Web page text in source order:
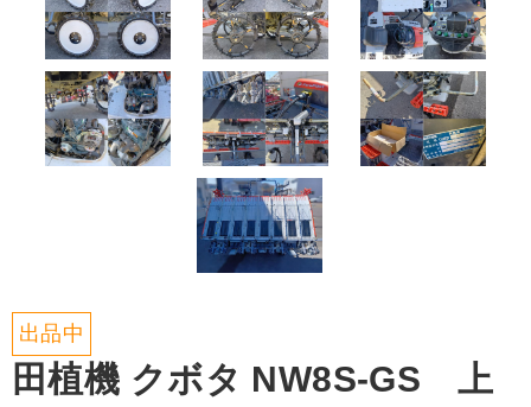
出品中
田植機 クボタ NW8S-GS 上